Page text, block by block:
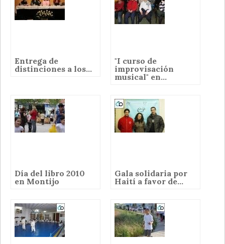
Entrega de
distinciones a los...
"I curso de
improvisación
musical" en...
Día del libro 2010
en Montijo
Gala solidaria por
Haití a favor de...